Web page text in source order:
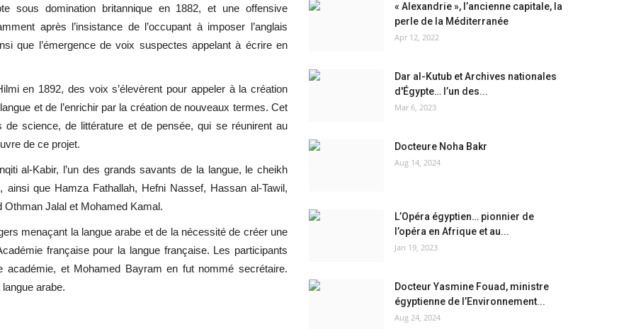
sous domination britannique en 1882, et une offensive
après l’insistance de l’occupant à imposer l’anglais
que l’émergence de voix suspectes appelant à écrire en
en 1892, des voix s’élevèrent pour appeler à la création
et de l’enrichir par la création de nouveaux termes. Cet
science, de littérature et de pensée, qui se réunirent au
de ce projet.
al-Kabir, l’un des grands savants de la langue, le cheikh
que Hamza Fathallah, Hefni Nassef, Hassan al-Tawil,
Jalal et Mohamed Kamal.
menaçant la langue arabe et de la nécessité de créer une
françaisepour la langue française. Les participants
académie, et Mohamed Bayram en fut nommé secrétaire.
arabe.
« Alexandrie », l’ancienne capitale, la
perle de la Méditerranée
Apr 12, 2022
Dar al-Kutub et Archives nationales
d'Égypte… l’un des...
Mar 6, 2023
Docteure Noha Bakr
Aug 14, 2024
L’Opéra égyptien… pionnier de
l’opéra en Afrique et au...
Jan 19, 2023
Docteur Yasmine Fouad, ministre
égyptienne de l’Environnement...
Aug 24, 2024